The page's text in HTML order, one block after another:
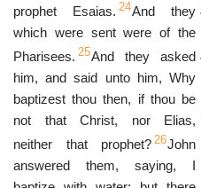
prophet Esaias. 24And they
which were sent were of the
Pharisees. 25And they asked
him, and said unto him, Why
baptizest thou then, if thou be
not that Christ, nor Elias,
neither that prophet? 26John
answered them, saying, I